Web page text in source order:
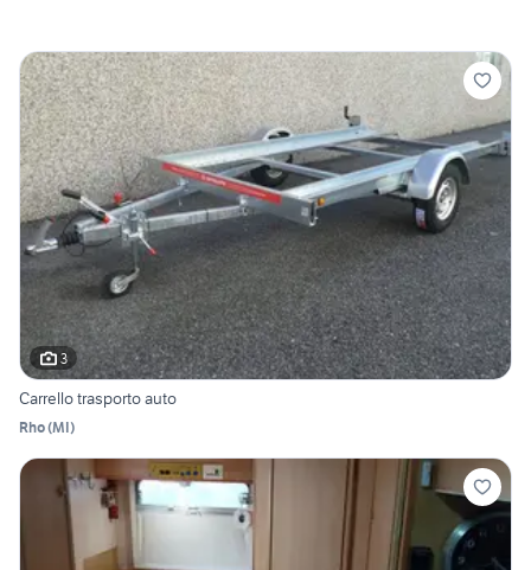
3
Carrello trasporto auto
Rho(MI)